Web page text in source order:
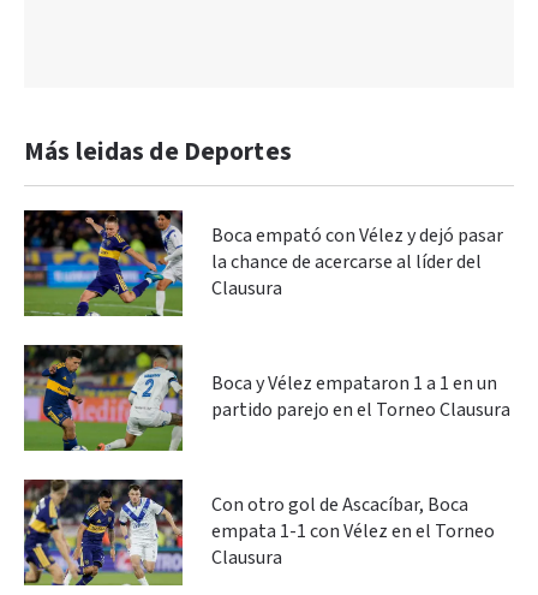
Más leidas de Deportes
Boca empató con Vélez y dejó pasar
la chance de acercarse al líder del
Clausura
Boca y Vélez empataron 1 a 1 en un
partido parejo en el Torneo Clausura
Con otro gol de Ascacíbar, Boca
empata 1-1 con Vélez en el Torneo
Clausura